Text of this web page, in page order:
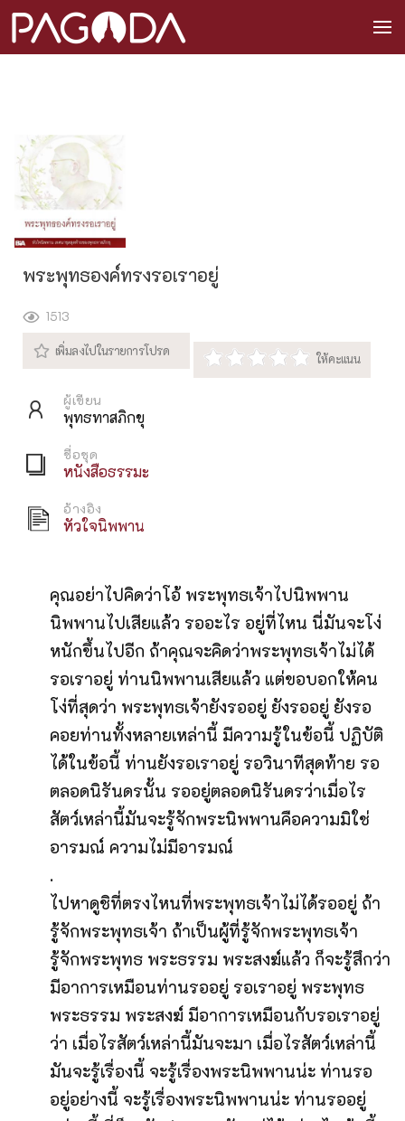
พระพุทธองค์ทรงรอเราอยู่
1513
ผู้เขียน
พุทธทาสภิกขุ
ชื่อชุด
หนังสือธรรมะ
อ้างอิง
หัวใจนิพพาน
คุณอย่าไปคิดว่าโอ้ พระพุทธเจ้าไปนิพพาน
นิพพานไปเสียแล้ว รออะไร อยู่ที่ไหน นี่มันจะโง่
หนักขึ้นไปอีก ถ้าคุณจะคิดว่าพระพุทธเจ้าไม่ได้
รอเราอยู่ ท่านนิพพานเสียแล้ว แต่ขอบอกให้คน
โง่ที่สุดว่า พระพุทธเจ้ายังรออยู่ ยังรออยู่ ยังรอ
คอยท่านทั้งหลายเหล่านี้ มีความรู้ในข้อนี้ ปฏิบัติ
ได้ในข้อนี้ ท่านยังรอเราอยู่ รอวินาทีสุดท้าย รอ
ตลอดนิรันดรนั้น รออยู่ตลอดนิรันดรว่าเมื่อไร
สัตว์เหล่านี้มันจะรู้จักพระนิพพานคือความมิใช่
อารมณ์ ความไม่มีอารมณ์
.
ไปหาดูชิที่ตรงไหนที่พระพุทธเจ้าไม่ได้รออยู่ ถ้า
รู้จักพระพุทธเจ้า ถ้าเป็นผู้ที่รู้จักพระพุทธเจ้า
รู้จักพระพุทธ พระธรรม พระสงฆ์แล้ว ก็จะรู้สึกว่า
มีอาการเหมือนท่านรออยู่ รอเราอยู่ พระพุทธ
พระธรรม พระสงฆ์ มีอาการเหมือนกับรอเราอยู่
ว่า เมื่อไรสัตว์เหล่านี้มันจะมา เมื่อไรสัตว์เหล่านี้
มันจะรู้เรื่องนี้ จะรู้เรื่องพระนิพพานน่ะ ท่านรอ
อยู่อย่างนี้ จะรู้เรื่องพระนิพพานน่ะ ท่านรออยู่